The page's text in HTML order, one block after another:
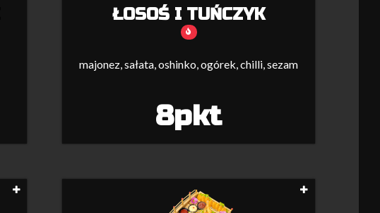
ŁOSOŚ I TUŃCZYK
majonez, sałata, oshinko, ogórek, chilli, sezam
8pkt